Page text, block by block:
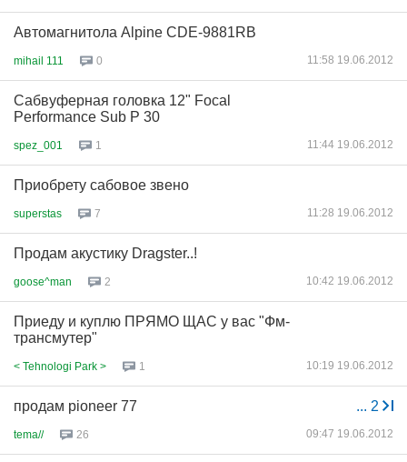
Автомагнитола Alpine CDE-9881RB
mihail 111 0 11:58 19.06.2012
Сабвуферная головка 12" Focal
Performance Sub P 30
spez_001 1 11:44 19.06.2012
Приобрету сабовое звено
superstas 7 11:28 19.06.2012
Продам акустику Dragster..!
goose^man 2 10:42 19.06.2012
Приеду и куплю ПРЯМО ЩАС у вас "Фм-
трансмутер"
< Tehnologi Park > 1 10:19 19.06.2012
... 2
продам pioneer 77
tema// 26 09:47 19.06.2012